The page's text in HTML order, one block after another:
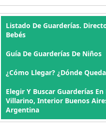
Listado De Guarderías.
Bebés
Guía De Guarderías De Niños
¿Cómo Llegar? ¿Dónde
Elegir Y Buscar Guarderías
Villarino, Interior Buenos
Argentina